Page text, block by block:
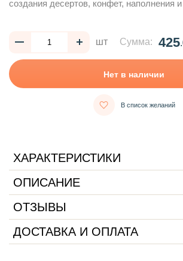
создания десертов, конфет, наполнения
шт Сумма: 425
Нет в наличии
В список желаний
ХАРАКТЕРИСТИКИ
ОПИСАНИЕ
ОТЗЫВЫ
ДОСТАВКА И ОПЛАТА